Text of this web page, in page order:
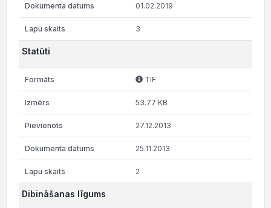
01.02.2019
3
Statūti
TIF
53.77 KB
27.12.2013
25.11.2013
2
Dibināšanas līgums